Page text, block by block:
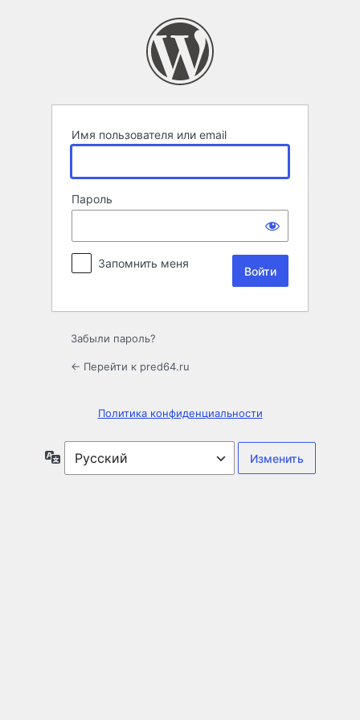
Имя пользователя или email
Пароль
Запомнить меня
Забыли пароль?
← Перейти к pred64.ru
Политика конфиденциальности
Язык